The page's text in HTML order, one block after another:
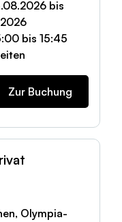
bis
bis 15:45
Zur Buchung
Olympia-